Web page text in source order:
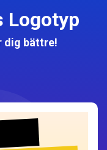
Logotyp
dig bättre!